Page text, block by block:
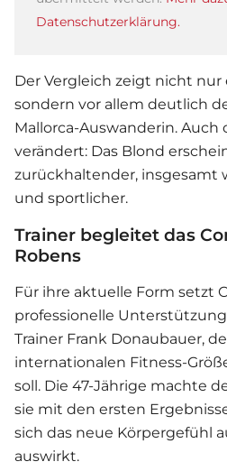
Datenschutzerklärung.
Der Vergleich zeigt nicht nur
sondern vor allem deutlich
Mallorca-Auswanderin. Auch
verändert: Das Blond
zurückhaltender, insgesamt
und sportlicher.
Trainer begleitet das
Robens
Für ihre aktuelle Form setzt
professionelle
Trainer Frank Donaubauer,
internationalen Fitness-
soll. Die 47-Jährige machte
sie mit den ersten
sich das neue Körpergefühl
auswirkt.